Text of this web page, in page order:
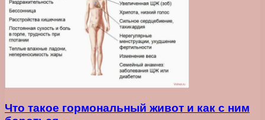
Что такое гормональный живот и как с ним